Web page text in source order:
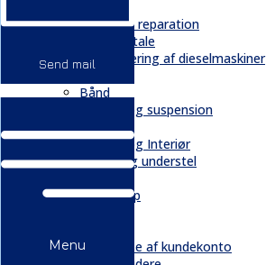
Send mail
Menu
Service & reparation
Serviceaftale
Elektrificering af dieselmaskiner
Bånd
Chassis og suspension
Hydraulik
Kabiner og Interiør
Kæder og understel
Quickshop
Oprettelse af kundekonto